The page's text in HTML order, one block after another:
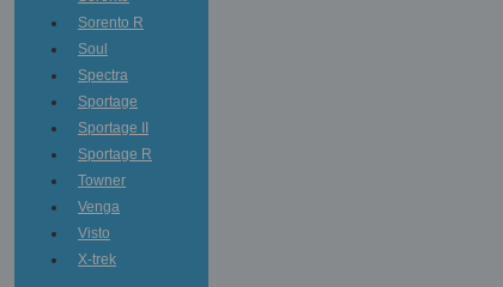
Sorento R
Soul
Spectra
Sportage
Sportage II
Sportage R
Towner
Venga
Visto
X-trek